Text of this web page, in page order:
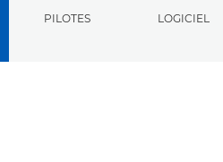
PILOTES LOGICIEL